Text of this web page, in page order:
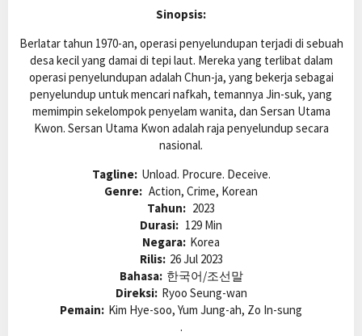
Sinopsis:
Berlatar tahun 1970-an, operasi penyelundupan terjadi di sebuah
desa kecil yang damai di tepi laut. Mereka yang terlibat dalam
operasi penyelundupan adalah Chun-ja, yang bekerja sebagai
penyelundup untuk mencari nafkah, temannya Jin-suk, yang
memimpin sekelompok penyelam wanita, dan Sersan Utama
Kwon. Sersan Utama Kwon adalah raja penyelundup secara
nasional.
Tagline: Unload. Procure. Deceive.
Genre: Action, Crime, Korean
Tahun: 2023
Durasi: 129 Min
Negara: Korea
Rilis: 26 Jul 2023
Bahasa: 한국어/조선말
Direksi: Ryoo Seung-wan
Pemain: Kim Hye-soo, Yum Jung-ah, Zo In-sung
.